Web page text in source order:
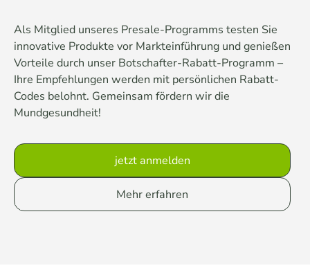
Als Mitglied unseres Presale-Programms testen Sie
innovative Produkte vor Markteinführung und genießen
Vorteile durch unser Botschafter-Rabatt-Programm –
Ihre Empfehlungen werden mit persönlichen Rabatt-
Codes belohnt. Gemeinsam fördern wir die
Mundgesundheit!
jetzt anmelden
Mehr erfahren